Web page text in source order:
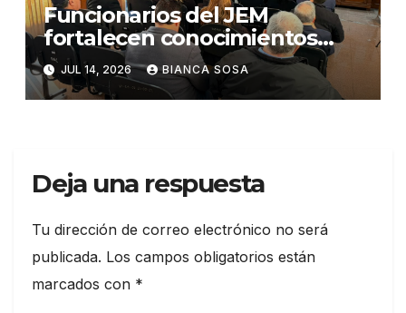
Funcionarios del JEM
fortalecen conocimientos
sobre administración de
contratos públicos
JUL 14, 2026 BIANCA SOSA
Deja una respuesta
Tu dirección de correo electrónico no será
publicada. Los campos obligatorios están
marcados con *